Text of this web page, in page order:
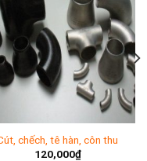
chếch, tê hàn, côn thu
120,000₫